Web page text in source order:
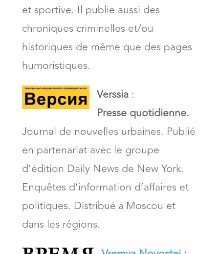
et sportive. Il publie aussi des
chroniques criminelles et/ou
historiques de même que des pages
humoristiques.
Verssia:
Presse quotidienne.
Journal de nouvelles urbaines. Publié
en partenariat avec le groupe
d’édition Daily News de New York.
Enquêtes d’information d’affaires et
politiques. Distribué а Moscou et
dans les régions.